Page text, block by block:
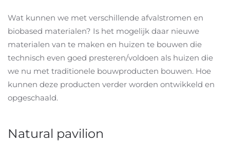
Wat kunnen we met verschillende afvalstromen en
biobased materialen? Is het mogelijk daar nieuwe
materialen van te maken en huizen te bouwen die
technisch even goed presteren/voldoen als huizen die
we nu met traditionele bouwproducten bouwen. Hoe
kunnen deze producten verder worden ontwikkeld en
opgeschaald.
Natural pavilion